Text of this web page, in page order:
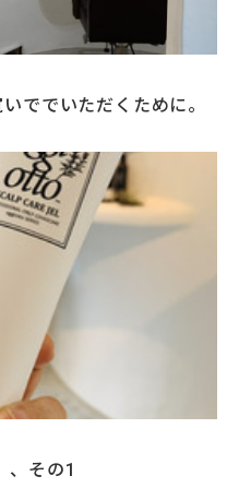
ででいただくために。
、その1